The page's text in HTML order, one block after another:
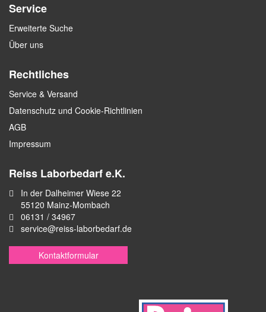
Service
Erweiterte Suche
Über uns
Rechtliches
Service & Versand
Datenschutz und Cookie-Richtlinien
AGB
Impressum
Reiss Laborbedarf e.K.
In der Dalheimer Wiese 22
55120 Mainz-Mombach
06131 / 34967
service@reiss-laborbedarf.de
Kontaktformular